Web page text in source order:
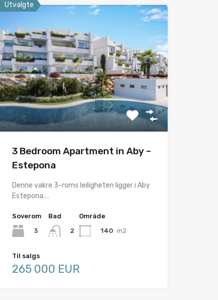
Utvalgte
3 Bedroom Apartment in Aby –
Estepona
Denne vakre 3-roms leiligheten ligger i Aby
Estepona.…
Soverom
3
Bad
2
Område
140 m2
Til salgs
265 000 EUR